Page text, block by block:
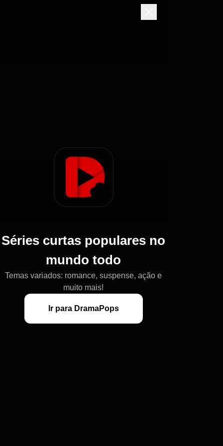
Séries curtas populares no
mundo todo
Temas variados: romance, suspense, ação e
muito mais!
Ir para DramaPops